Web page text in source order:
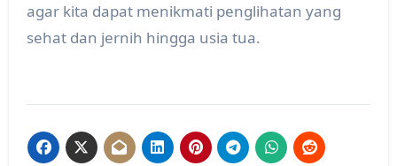
agar kita dapat menikmati penglihatan yang
sehat dan jernih hingga usia tua.